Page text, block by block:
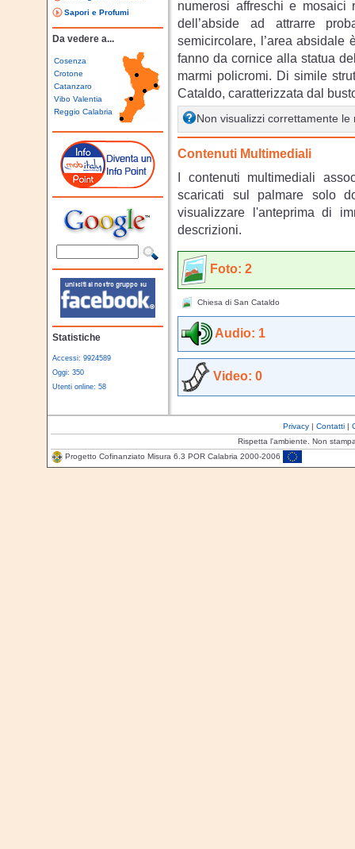
Sapori e Profumi
Da vedere a...
Cosenza
Crotone
Catanzaro
Vibo Valentia
Reggio Calabria
Statistiche
Accessi: 9924589
Oggi: 350
Utenti online: 58
numerosi affreschi e mosaici
dell’abside ad attrarre
semicircolare, l’area
fanno da cornice alla statua
marmi policromi. Di simile
Cataldo, caratterizzata dal
Non visualizzi correttamente
Contenuti Multimediali
I contenuti multimediali
scaricati sul palmare solo
visualizzare l'anteprima di
descrizioni.
Foto: 2
Chiesa di San Cataldo
Audio: 1
Video: 0
Privacy| Contatti|
Rispetta l'ambiente. Non
Progetto Cofinanziato Misura 6.3 POR Calabria 2000-2006